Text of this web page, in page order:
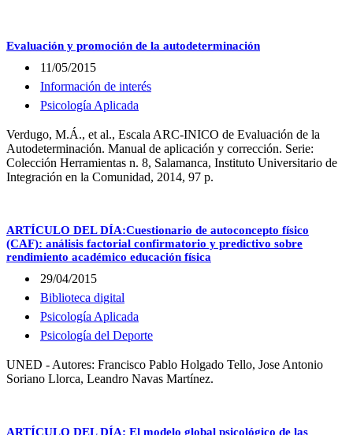
Evaluación y promoción de la autodeterminación
11/05/2015
Información de interés
Psicología Aplicada
Verdugo, M.Á., et al., Escala ARC-INICO de Evaluación de la
Autodeterminación. Manual de aplicación y corrección. Serie:
Colección Herramientas n. 8, Salamanca, Instituto Universitario de
Integración en la Comunidad, 2014, 97 p.
ARTÍCULO DEL DÍA:Cuestionario de autoconcepto físico
(CAF): análisis factorial confirmatorio y predictivo sobre
rendimiento académico educación física
29/04/2015
Biblioteca digital
Psicología Aplicada
Psicología del Deporte
UNED - Autores: Francisco Pablo Holgado Tello, Jose Antonio
Soriano Llorca, Leandro Navas Martínez.
ARTÍCULO DEL DÍA: El modelo global psicológico de las